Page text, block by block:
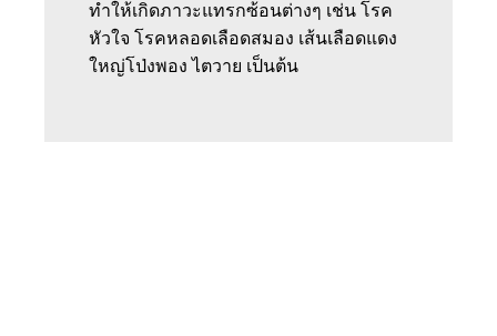
ทำให้เกิดภาวะแทรกซ้อนต่างๆ เช่น โรค
หัวใจ โรคหลอดเลือดสมอง เส้นเลือดแดง
ใหญ่โป่งพอง ไตวาย เป็นต้น